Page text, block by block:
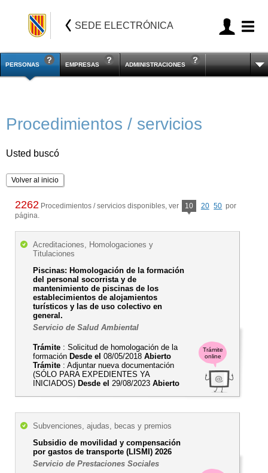
SEDE ELECTRÓNICA
PERSONAS EMPRESAS ADMINISTRACIONES
Procedimientos / servicios
Usted buscó
Volver al inicio
2262 Procedimientos / servicios disponibles, ver 10 20 50 por
página.
Trámite
online
Acreditaciones, Homologaciones y
Titulaciones
Piscinas: Homologación de la formación
del personal socorrista y de
mantenimiento de piscinas de los
establecimientos de alojamientos
turísticos y las de uso colectivo en
general.
Servicio de Salud Ambiental
Trámite : Solicitud de homologación de la
formación Desde el 08/05/2018 Abierto
Trámite : Adjuntar nueva documentación
(SÓLO PARA EXPEDIENTES YA
INICIADOS) Desde el 29/08/2023 Abierto
Subvenciones, ajudas, becas y premios
Subsidio de movilidad y compensación
por gastos de transporte (LISMI) 2026
Servicio de Prestaciones Sociales